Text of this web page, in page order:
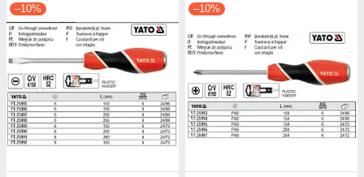
–10% –10%